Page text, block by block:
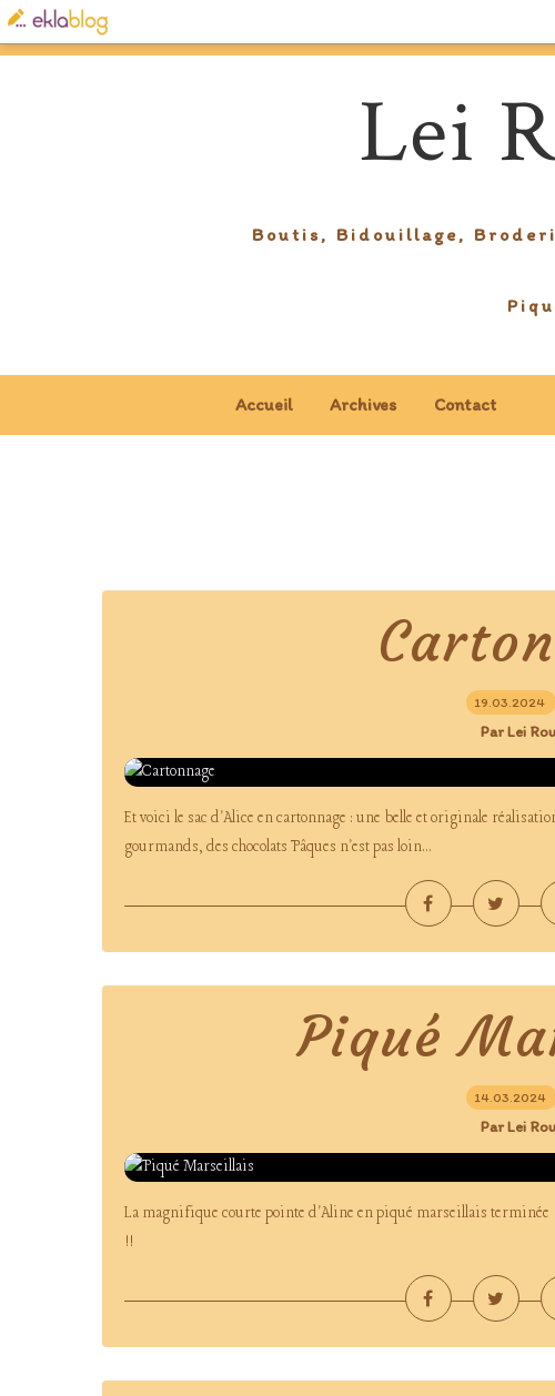
Lei
Boutis, Bidouillage,
Accueil Archives Contact
19.03.2024
Par Lei
Et voici le sac d'Alice en cartonnage : une belle et originale
gourmands, des chocolats Pâques n'est pas loin...
Piqué
14.03.2024
Par Lei
La magnifique courte pointe d'Aline en piqué marseillais terminée
!!